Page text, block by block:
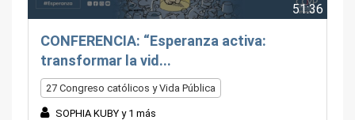
51:36
CONFERENCIA: “Esperanza activa:
transformar la vid...
27 Congreso católicos y Vida Pública
SOPHIA KUBY y 1 más